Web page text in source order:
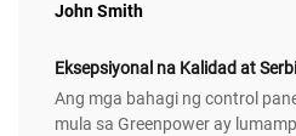
John Smith
Eksepsiyonal na Kalidad at
Ang mga bahagi ng control
mula sa Greenpower ay